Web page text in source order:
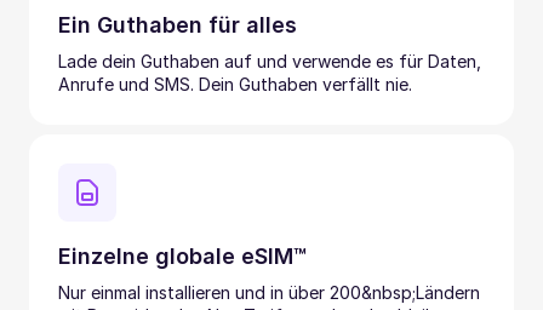
Ein Guthaben für alles
Lade dein Guthaben auf und verwende es für Daten,
Anrufe und SMS. Dein Guthaben verfällt nie.
Einzelne globale eSIM™
Nur einmal installieren und in über 200&nbsp;Ländern